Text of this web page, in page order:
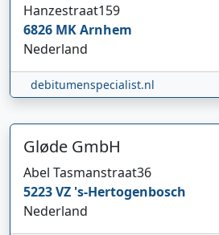
Hanzestraat159
6826 MKArnhem
Nederland
debitumenspecialist.nl
Gløde GmbH
Abel Tasmanstraat36
5223 VZ 's-Hertogenbosch
Nederland